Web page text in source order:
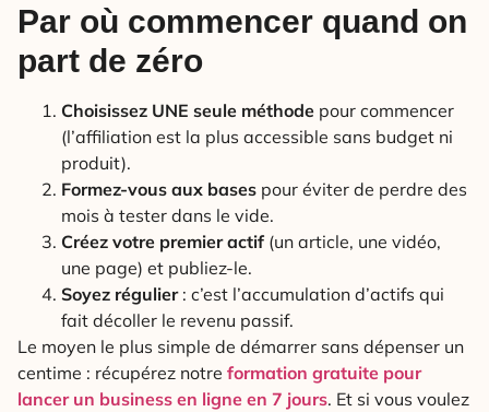
Par où commencer quand on
part de zéro
Choisissez UNE seule méthode pour commencer
(l’affiliation est la plus accessible sans budget ni
produit).
Formez-vous aux bases pour éviter de perdre des
mois à tester dans le vide.
Créez votre premier actif (un article, une vidéo,
une page) et publiez-le.
Soyez régulier: c’est l’accumulation d’actifs qui
fait décoller le revenu passif.
Le moyen le plus simple de démarrer sans dépenser un
centime : récupérez notre formation gratuite pour
lancer un business en ligne en 7 jours. Et si vous voulez